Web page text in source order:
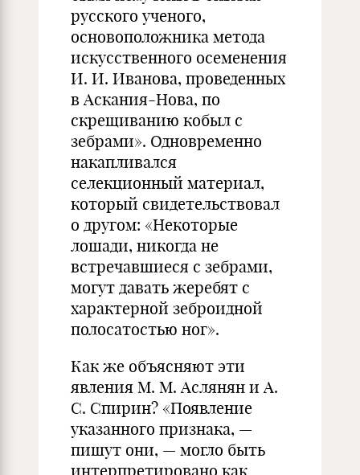
русского ученого,
основоположника метода
искусственного осеменения
И. И. Иванова, проведенных
в Аскания-Нова, по
скрещиванию кобыл с
зебрами». Одновременно
накапливался
селекционный материал,
который свидетельствовал
о другом: «Некоторые
лошади, никогда не
встречавшиеся с зебрами,
могут давать жеребят с
характерной зеброидной
полосатостью ног».
Как же объясняют эти
явления М. М. Аслянян и А.
С. Спирин? «Появление
указанного признака, —
пишут они, — могло быть
интерпретировано как